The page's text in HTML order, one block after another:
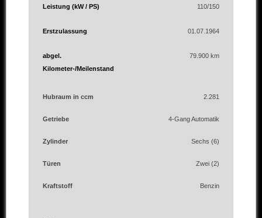
Leistung (kW / PS) 110/150
Erstzulassung 01.07.1964
abgel.
Kilometer-/Meilenstand
79.900 km
Hubraum in ccm 2.281
Getriebe 4-Gang Automatik
Zylinder Sechs (6)
Türen Zwei (2)
Kraftstoff Benzin